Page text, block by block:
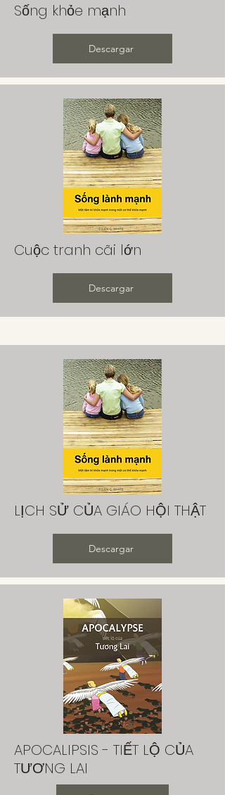
Sống khỏe mạnh
Descargar
Cuộc tranh cãi lớn
Descargar
LỊCH SỬ CỦA GIÁO HỘI THẬT
Descargar
APOCALIPSIS - TIẾT LỘ CỦA
TƯƠNG LAI